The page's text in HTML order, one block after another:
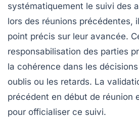
systématiquement le suivi des
lors des réunions précédentes,
point précis sur leur avancée.
responsabilisation des parties
la cohérence dans les
oublis ou les retards. La
précédent en début de réunion
pour officialiser ce suivi.